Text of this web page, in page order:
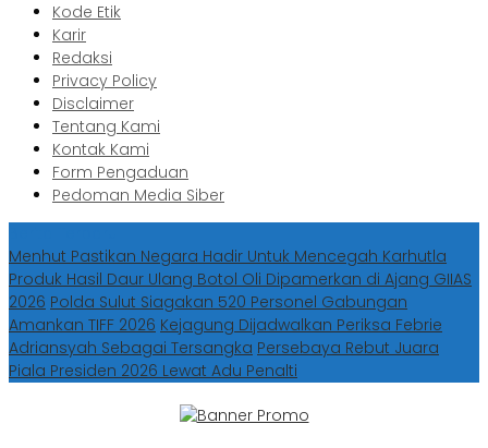
Kode Etik
Karir
Redaksi
Privacy Policy
Disclaimer
Tentang Kami
Kontak Kami
Form Pengaduan
Pedoman Media Siber
Menhut Pastikan Negara Hadir Untuk Mencegah Karhutla
Produk Hasil Daur Ulang Botol Oli Dipamerkan di Ajang GIIAS
2026 Polda Sulut Siagakan 520 Personel Gabungan
Amankan TIFF 2026 Kejagung Dijadwalkan Periksa Febrie
Adriansyah Sebagai Tersangka Persebaya Rebut Juara
Piala Presiden 2026 Lewat Adu Penalti